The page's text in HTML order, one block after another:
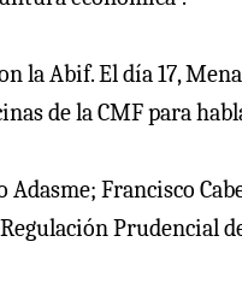
la Abif. El día 17,
de la CMF para
Francisco
Prudencial